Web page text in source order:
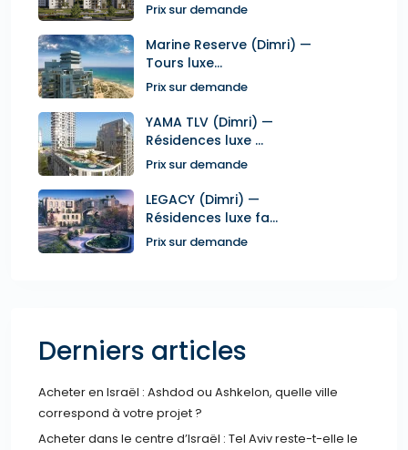
Prix sur demande
Marine Reserve (Dimri) —
Tours luxe...
Prix sur demande
YAMA TLV (Dimri) —
Résidences luxe ...
Prix sur demande
LEGACY (Dimri) —
Résidences luxe fa...
Prix sur demande
Derniers articles
Acheter en Israël : Ashdod ou Ashkelon, quelle ville
correspond à votre projet ?
Acheter dans le centre d’Israël : Tel Aviv reste-t-elle le